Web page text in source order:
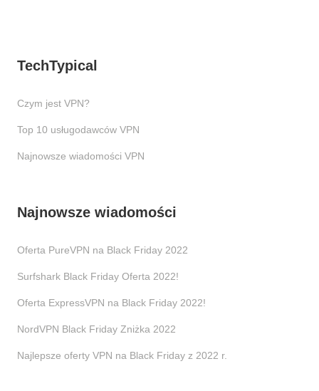
TechTypical
Czym jest VPN?
Top 10 usługodawców VPN
Najnowsze wiadomości VPN
Najnowsze wiadomości
Oferta PureVPN na Black Friday 2022
Surfshark Black Friday Oferta 2022!
Oferta ExpressVPN na Black Friday 2022!
NordVPN Black Friday Zniżka 2022
Najlepsze oferty VPN na Black Friday z 2022 r.